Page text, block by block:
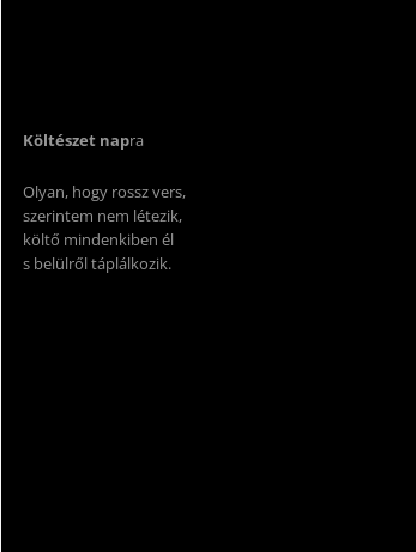
Költészet napra
Olyan, hogy rossz vers,
szerintem nem létezik,
költő mindenkiben él
s belülről táplálkozik.